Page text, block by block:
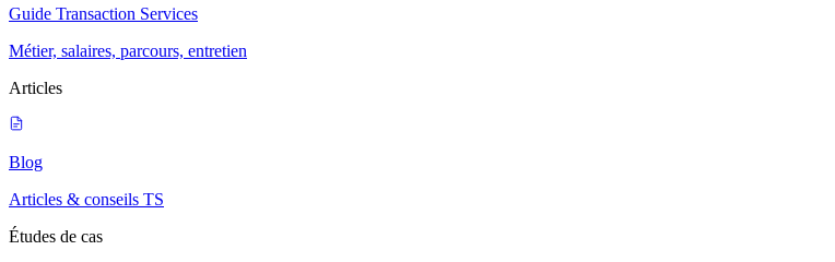
Guide Transaction Services
Métier, salaires, parcours, entretien
Articles
Blog
Articles & conseils TS
Études de cas